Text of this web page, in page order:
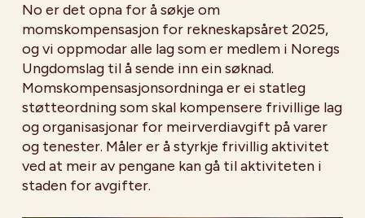
No er det opna for å søkje om
momskompensasjon for rekneskapsåret 2025,
og vi oppmodar alle lag som er medlem i Noregs
Ungdomslag til å sende inn ein søknad.
Momskompensasjonsordninga er ei statleg
støtteordning som skal kompensere frivillige lag
og organisasjonar for meirverdiavgift på varer
og tenester. Måler er å styrkje frivillig aktivitet
ved at meir av pengane kan gå til aktiviteten i
staden for avgifter.